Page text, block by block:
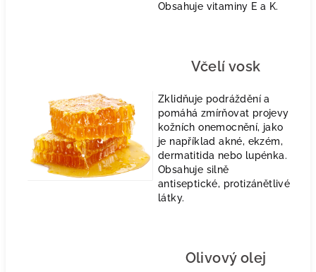
Obsahuje vitaminy E a K.
Včelí vosk
Zklidňuje podráždění a
pomáhá zmírňovat projevy
kožních onemocnění, jako
je například akné, ekzém,
dermatitida nebo lupénka.
Obsahuje silně
antiseptické, protizánětlivé
látky.
Olivový olej